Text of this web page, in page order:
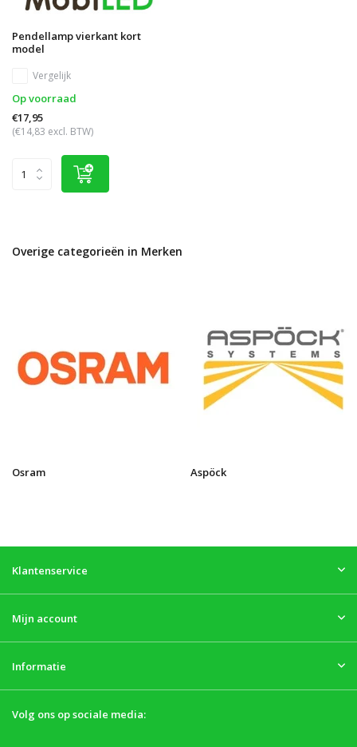
Pendellamp vierkant kort
model
Vergelijk
Op voorraad
€17,95
(€14,83 excl. BTW)
Overige categorieën in Merken
Osram Aspöck
Klantenservice
Mijn account
Informatie
Volg ons op sociale media: